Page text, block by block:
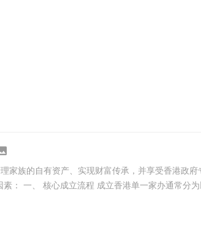
族的自有资产、实现财富传承，并享受香港政
： 一、 核心成立流程 成立香港单一家办通常分为